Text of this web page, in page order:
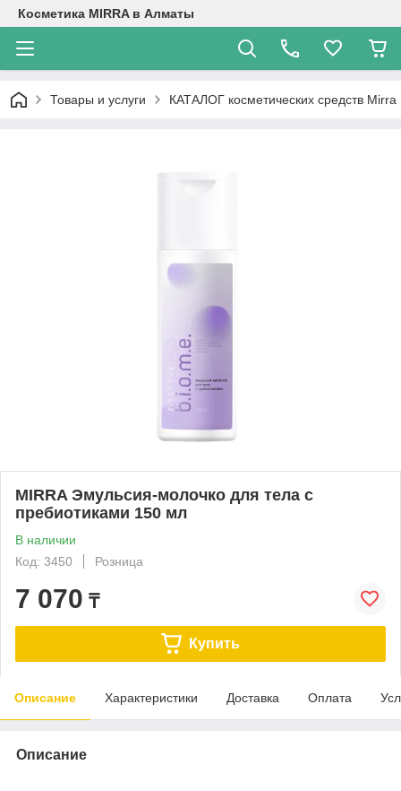
Косметика MIRRA в Алматы
Товары и услуги КАТАЛОГ косметических средств Mirra
MIRRA Эмульсия-молочко для тела с
пребиотиками 150 мл
В наличии
Код: 3450
Розница
7 070 ₸
Купить
Описание Характеристики Доставка Оплата
Описание